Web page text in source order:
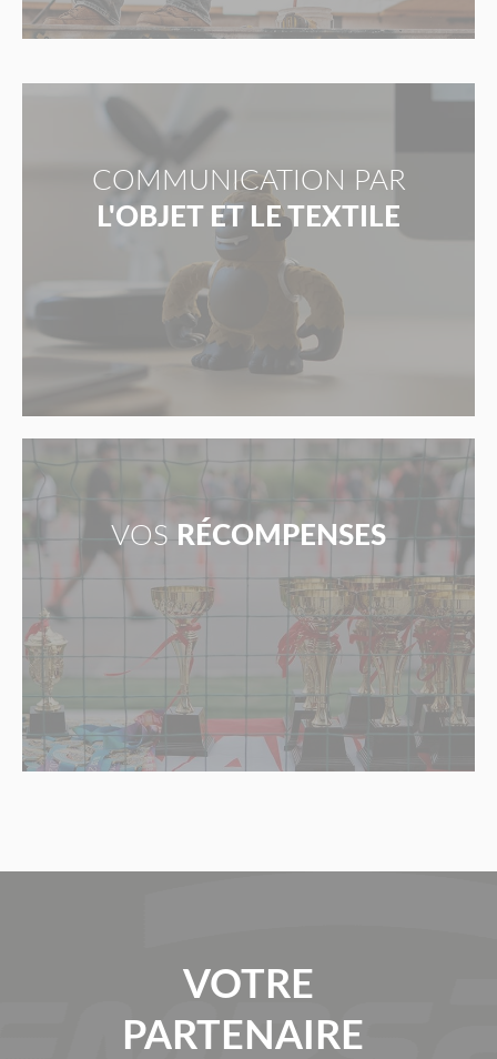
COMMUNICATION PAR
L'OBJET ET LE TEXTILE
VOS RÉCOMPENSES
VOTRE
PARTENAIRE